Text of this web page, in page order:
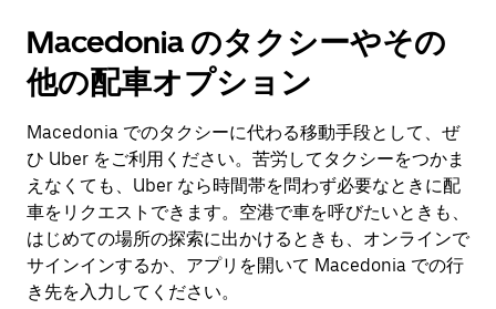
Macedonia のタクシーやその
他の配車オプション
Macedonia でのタクシーに代わる移動手段として、ぜ
ひ Uber をご利用ください。苦労してタクシーをつかま
えなくても、Uber なら時間帯を問わず必要なときに配
車をリクエストできます。空港で車を呼びたいときも、
はじめての場所の探索に出かけるときも、オンラインで
サインインするか、アプリを開いて Macedonia での行
き先を入力してください。